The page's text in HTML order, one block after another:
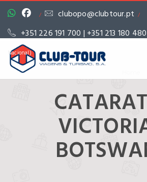
/ clubopo@clubtour.pt /
+351 226 191 700 | +351 213 180 480
Nacional)